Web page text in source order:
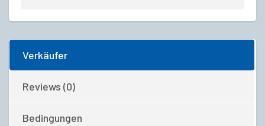
Verkäufer
Reviews (0)
Bedingungen